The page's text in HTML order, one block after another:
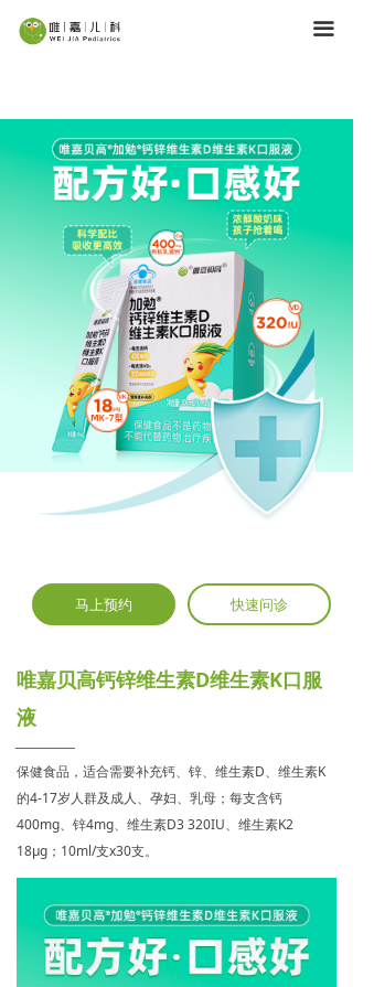
끀
首页
医疗团队
育儿学堂
机构网点
唯嘉贝高钙锌维生素D维生素K口服
液
保健食品，适合需要补充钙、锌、维生素D、维生素K
的4-17岁人群及成人、孕妇、乳母；每支含钙
400mg、锌4mg、维生素D3 320IU、维生素K2
18μg；10ml/支x30支。
快速问诊
马上预约